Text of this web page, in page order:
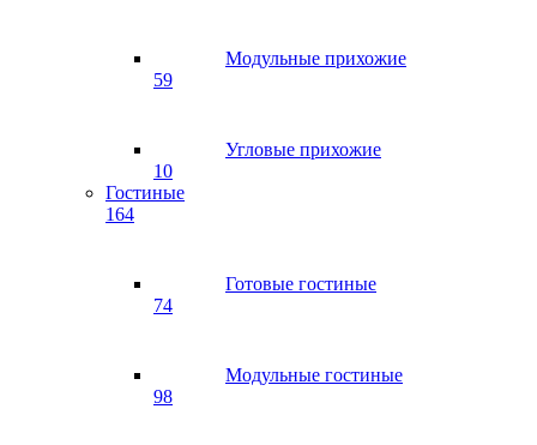
Модульные прихожие
59
Угловые прихожие
10
Гостиные
164
Готовые гостиные
74
Модульные гостиные
98